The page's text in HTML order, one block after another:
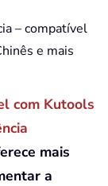
– compatível
e mais
com Kutools
mais
a